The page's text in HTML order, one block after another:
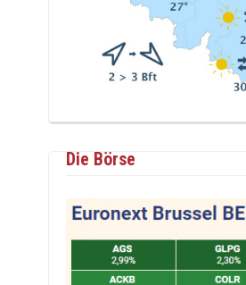
Die Börse